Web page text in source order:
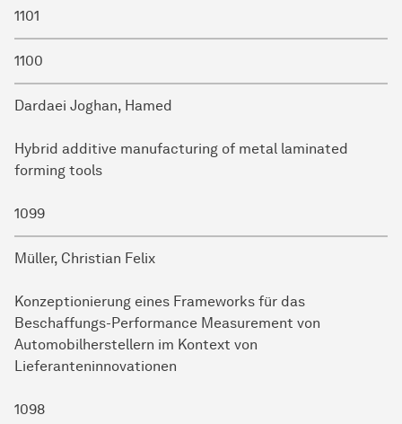
1101
1100
Dardaei Joghan, Hamed
Hybrid additive manufacturing of metal laminated
forming tools
1099
Müller, Christian Felix
Konzeptionierung eines Frameworks für das
Beschaffungs-Performance Measurement von
Automobilherstellern im Kontext von
Lieferanteninnovationen
1098